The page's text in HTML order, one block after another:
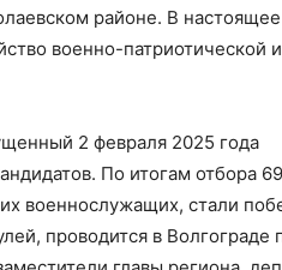
районе. В
военно-патриотической
2 февраля 2025 года
По итогам отбора
военнослужащих, стали
проводится в Волгограде